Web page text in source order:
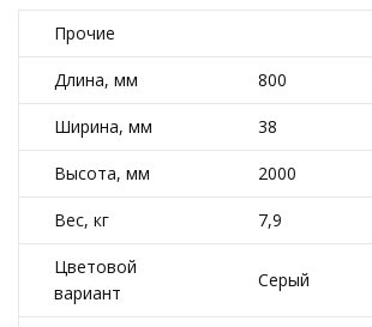
Прочие
Длина, мм 800
Ширина, мм 38
Высота, мм 2000
Вес, кг 7,9
Цветовой
вариант
Серый